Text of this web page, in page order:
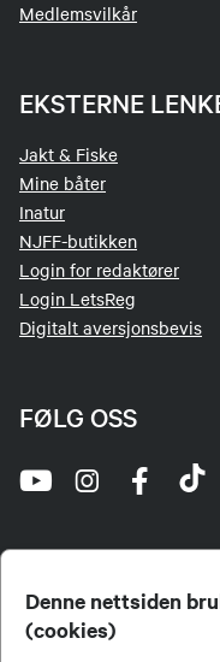
Denne nettsiden
(cookies)
Medlemsvilkår
EKSTERNE
Jakt & Fiske
Mine båter
Inatur
NJFF-butikken
Login for redaktører
Login LetsReg
Digitalt aversjonsbevis
FØLG OSS